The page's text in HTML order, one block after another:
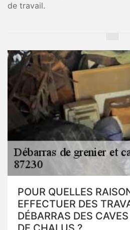
de travail.
POUR QUELLES
EFFECTUER DES
DÉBARRAS DES